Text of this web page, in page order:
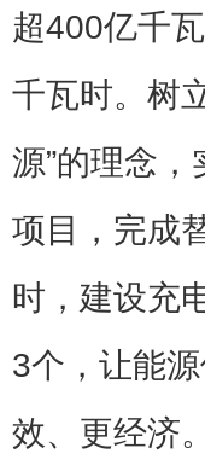
超400亿千
千瓦时。树
源”的理念
项目，完成
时，建设充
3个，让能
效、更经济。